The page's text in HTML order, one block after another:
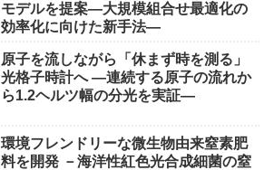
モデルを提案―大規模組合せ最適化の
効率化に向けた新手法―
原子を流しながら「休まず時を測る」
光格子時計へ ―連続する原子の流れか
ら1.2ヘルツ幅の分光を実証―
環境フレンドリーな微生物由来窒素肥
料を開発 －海洋性紅色光合成細菌の窒